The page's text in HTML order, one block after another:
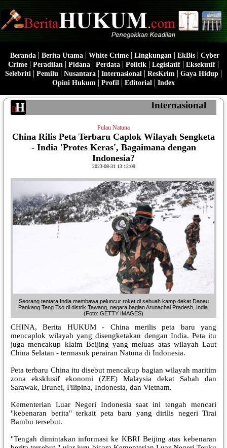
Beranda| Berita Utama| White Crime| Lingkungan | EkBis| Cyber
Crime | Peradilan | Pidana | Perdata | Politik | Legislatif | Eksekutif |
Selebriti | Pemilu | Nusantara | Internasional | ResKrim | Gaya Hidup |
Opini Hukum | Profil | Editorial | Index
Internasional
Pulau Natuna
China Rilis Peta Terbaru Caplok Wilayah Sengketa
- India 'Protes Keras', Bagaimana dengan
Indonesia?
2023-08-31 13:12:09
Seorang tentara India membawa peluncur roket di sebuah kamp dekat Danau
Pankang Teng Tso di distrik Tawang, negara bagian Arunachal Pradesh, India.
(Foto: GETTY IMAGES)
CHINA, Berita HUKUM - China merilis peta baru yang
mencaplok wilayah yang disengketakan dengan India. Peta itu
juga mencakup klaim Beijing yang meluas atas wilayah Laut
China Selatan - termasuk perairan Natuna di Indonesia.
Peta terbaru China itu disebut mencakup bagian wilayah maritim
zona eksklusif ekonomi (ZEE) Malaysia dekat Sabah dan
Sarawak, Brunei, Filipina, Indonesia, dan Vietnam.
Kementerian Luar Negeri Indonesia saat ini tengah mencari
"kebenaran berita" terkait peta baru yang dirilis negeri Tirai
Bambu tersebut.
"Tengah dimintakan informasi ke KBRI Beijing atas kebenaran